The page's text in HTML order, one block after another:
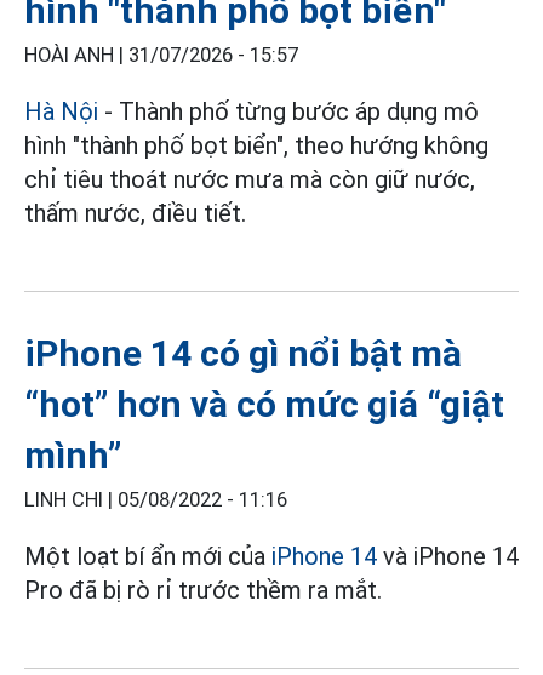
hình "thành phố bọt biển"
HOÀI ANH | 31/07/2026 - 15:57
Hà Nội - Thành phố từng bước áp dụng mô
hình "thành phố bọt biển", theo hướng không
chỉ tiêu thoát nước mưa mà còn giữ nước,
thấm nước, điều tiết.
iPhone 14 có gì nổi bật mà
“hot” hơn và có mức giá “giật
mình”
LINH CHI | 05/08/2022 - 11:16
Một loạt bí ẩn mới của iPhone 14 và iPhone 14
Pro đã bị rò rỉ trước thềm ra mắt.